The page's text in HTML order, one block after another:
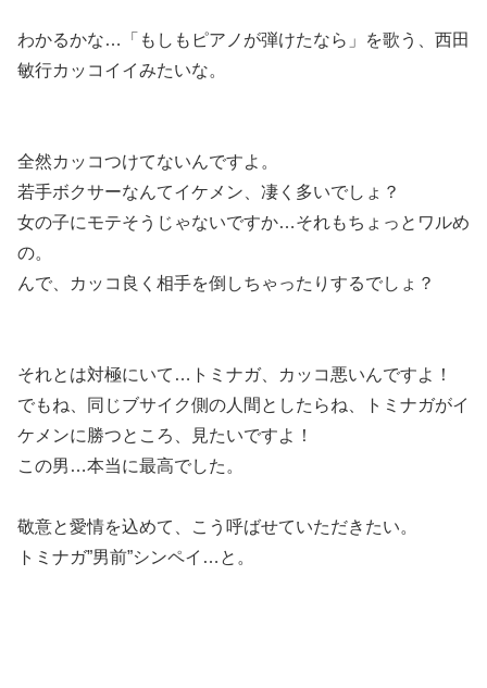
わかるかな…「もしもピアノが弾けたなら」を歌う、西田
敏行カッコイイみたいな。
全然カッコつけてないんですよ。
若手ボクサーなんてイケメン、凄く多いでしょ？
女の子にモテそうじゃないですか…それもちょっとワルめ
の。
んで、カッコ良く相手を倒しちゃったりするでしょ？
それとは対極にいて…トミナガ、カッコ悪いんですよ！
でもね、同じブサイク側の人間としたらね、トミナガがイ
ケメンに勝つところ、見たいですよ！
この男…本当に最高でした。
敬意と愛情を込めて、こう呼ばせていただきたい。
トミナガ”男前”シンペイ…と。